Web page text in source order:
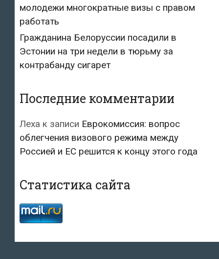
молодежи многократные визы с правом
работать
Гражданина Белоруссии посадили в
Эстонии на три недели в тюрьму за
контрабанду сигарет
Последние комментарии
Леха к записи Еврокомиссия: вопрос
облегчения визового режима между
Россией и ЕС решится к концу этого года
Статистика сайта